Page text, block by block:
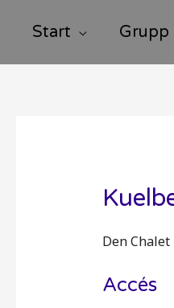
Start Grupp
Den
Accés